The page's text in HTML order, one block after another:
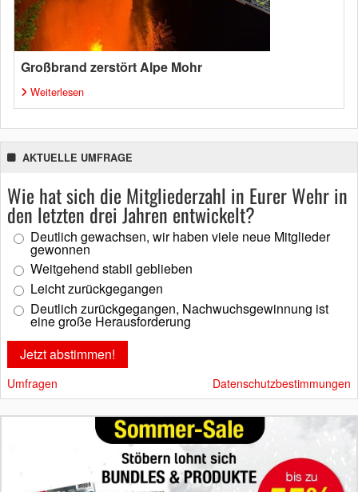
Großbrand zerstört Alpe Mohr
Weiterlesen
AKTUELLE UMFRAGE
Wie hat sich die Mitgliederzahl in Eurer Wehr in
den letzten drei Jahren entwickelt?
Deutlich gewachsen, wir haben viele neue Mitglieder
gewonnen
Weitgehend stabil geblieben
Leicht zurückgegangen
Deutlich zurückgegangen, Nachwuchsgewinnung ist
eine große Herausforderung
Umfragen Datenschutzbestimmungen